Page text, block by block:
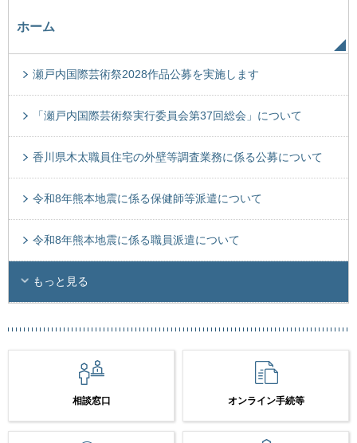
ホーム
瀬戸内国際芸術祭2028作品公募を実施します
「瀬戸内国際芸術祭実行委員会第37回総会」について
香川県木太職員住宅の外壁等調査業務に係る公募について
令和8年熊本地震に係る保健師等派遣について
令和8年熊本地震に係る職員派遣について
もっと見る
相談窓口 オンライン手続等